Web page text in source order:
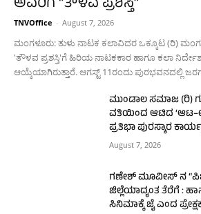
TNVOffice - August 7, 2026
ಮಂಗಳೂರು: ತುಳು ನಾಟಕ ಕಲಾವಿದರ ಒಕ್ಕೂಟ (ರಿ)
'ತೌಳವ ಪ್ರಶಸ್ತಿ'ಗೆ ಹಿರಿಯ ನಾಟಕಕಾರ ಹಾಗೂ ಕಲಾ
ಆಯ್ಕೆಯಾಗಿರುತ್ತಾರೆ. ಆಗಸ್ಟ್ 11ರಂದು ಪುರಭವನದಲ್ಲಿ
ಮುಂಡಾಲ ಸಮಾಜ (ರಿ)
ವತಿಯಿಂದ ಆಟಿದ
ಪ್ರತಿಭಾ ಪುರಸ್ಕಾರ
August 7, 2026
ಗಣೇಶ್ ಮೂವೀಸ್ ನ
ಜಿಲ್ಲೆಯಾದ್ಯಂತ ತೆರೆಗೆ :
ಸಿನಿಮಾಕ್ಕೆ ಜೈ ಎಂದ